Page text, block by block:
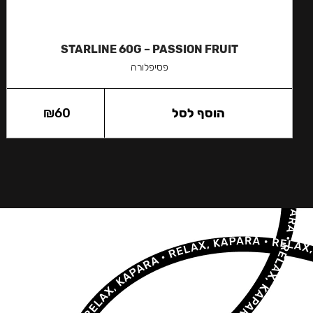
STARLINE 60G – PASSION FRUIT
פסיפלורה
₪60 הוסף לסל